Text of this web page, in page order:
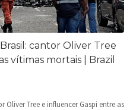
cantor Oliver Tree
vítimas mortais | Brazil
Tree e influencer Gaspi entre as